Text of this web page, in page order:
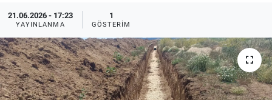
21.06.2026 - 17:23
YAYINLANMA
1
GÖSTERIM